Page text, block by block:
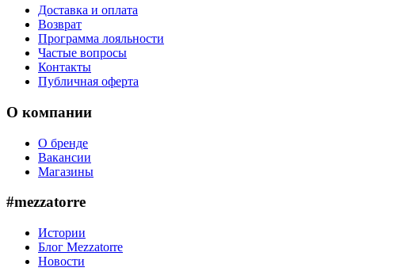
Доставка и оплата
Возврат
Программа лояльности
Частые вопросы
Контакты
Публичная оферта
О компании
О бренде
Вакансии
Магазины
#mezzatorre
Истории
Блог Mezzatorre
Новости